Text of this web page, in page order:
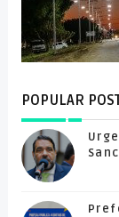
POPULAR